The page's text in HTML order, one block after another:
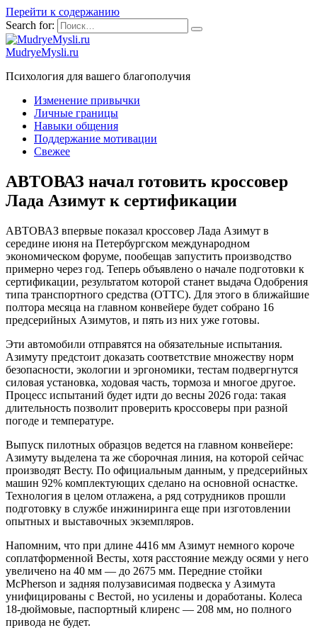
Перейти к содержанию
Search for:
MudryeMysli.ru
Психология для вашего благополучия
Изменение привычки
Личные границы
Навыки общения
Поддержание мотивации
Свежее
АВТОВАЗ начал готовить кроссовер
Лада Азимут к сертификации
АВТОВАЗ впервые показал кроссовер Лада Азимут в
середине июня на Петербургском международном
экономическом форуме, пообещав запустить производство
примерно через год. Теперь объявлено о начале подготовки к
сертификации, результатом которой станет выдача Одобрения
типа транспортного средства (ОТТС). Для этого в ближайшие
полтора месяца на главном конвейере будет собрано 16
предсерийных Азимутов, и пять из них уже готовы.
Эти автомобили отправятся на обязательные испытания.
Азимуту предстоит доказать соответствие множеству норм
безопасности, экологии и эргономики, тестам подвергнутся
силовая установка, ходовая часть, тормоза и многое другое.
Процесс испытаний будет идти до весны 2026 года: такая
длительность позволит проверить кроссоверы при разной
погоде и температуре.
Выпуск пилотных образцов ведется на главном конвейере:
Азимуту выделена та же сборочная линия, на которой сейчас
производят Весту. По официальным данным, у предсерийных
машин 92% комплектующих сделано на основной оснастке.
Технология в целом отлажена, а ряд сотрудников прошли
подготовку в службе инжиниринга еще при изготовлении
опытных и выставочных экземпляров.
Напомним, что при длине 4416 мм Азимут немного короче
соплатформенной Весты, хотя расстояние между осями у него
увеличено на 40 мм — до 2675 мм. Передние стойки
McPherson и задняя полузависимая подвеска у Азимута
унифицированы с Вестой, но усилены и доработаны. Колеса
18-дюймовые, паспортный клиренс — 208 мм, но полного
привода не будет.